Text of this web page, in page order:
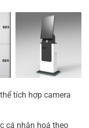
tích hợp camera
cá nhân hoá theo